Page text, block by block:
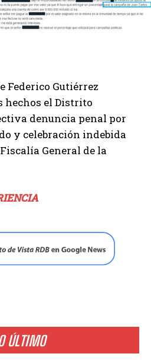
Federico Gutiérrez
hechos el Distrito
denuncia penal por
y celebración indebida
General de la
ÚLTIMO